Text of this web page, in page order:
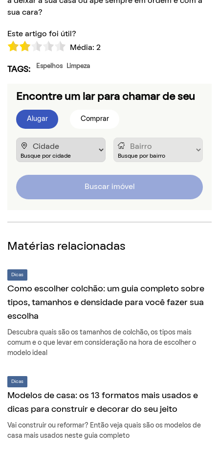
sua cara?
Este artigo foi útil?
Média: 2
TAGS: Espelhos Limpeza
Encontre um lar para chamar de seu
Alugar Comprar
Buscar imóvel
Matérias relacionadas
Dicas
Como escolher colchão: um guia completo sobre
tipos, tamanhos e densidade para você fazer sua
escolha
Descubra quais são os tamanhos de colchão, os tipos mais
comum e o que levar em consideração na hora de escolher o
modelo ideal
Dicas
Modelos de casa: os 13 formatos mais usados e
dicas para construir e decorar do seu jeito
Vai construir ou reformar? Então veja quais são os modelos de
casa mais usados neste guia completo